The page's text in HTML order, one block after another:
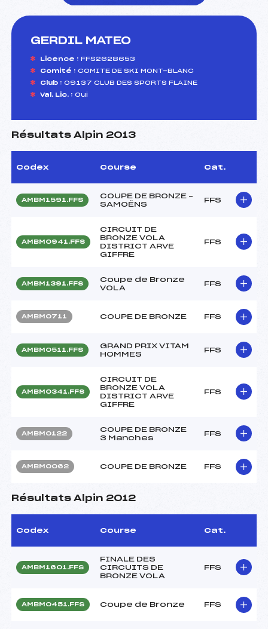
GERDIL MATEO
Licence : FFS2628653
Comité : COMITE DE SKI MONT-BLANC
Club : 09137 CLUB DES SPORTS FLAINE
Val. Lic. : Oui
Résultats Alpin 2013
Codex Course Cat.
AMBM1591.FFS
COUPE DE BRONZE –
SAMOËNS
FFS
AMBM0941.FFS
CIRCUIT DE
BRONZE VOLA
DISTRICT ARVE
GIFFRE
FFS
AMBM1391.FFS
Coupe de Bronze
VOLA
FFS
AMBM0711 COUPE DE BRONZE FFS
AMBM0511.FFS
GRAND PRIX VITAM
HOMMES
FFS
AMBM0341.FFS
CIRCUIT DE
BRONZE VOLA
DISTRICT ARVE
GIFFRE
FFS
AMBM0122
COUPE DE BRONZE
3 Manches
FFS
AMBM0062 COUPE DE BRONZE FFS
Résultats Alpin 2012
Codex Course Cat.
AMBM1601.FFS
FINALE DES
CIRCUITS DE
BRONZE VOLA
FFS
AMBM0451.FFS Coupe de Bronze FFS